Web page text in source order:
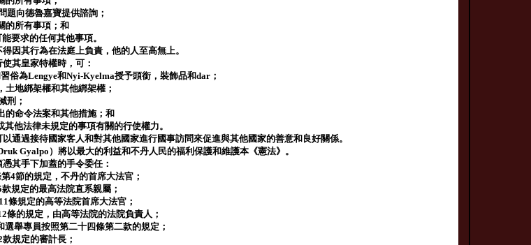
題向德魯嘉寶提供諮詢；
的所有事項；和
要求的任何其他事項。
因其行為在法庭上負責，他的人至高無上。
其皇家特權時，可：
俗為Lengye和Nyi-Kyelma授予頭銜，裝飾品和dar；
土地綁架權和其他綁架權；
刑；
的命令法案和其他措施；和
其他法律未規定的事項有關的行使權力。
通過接待國家客人和對其他國家進行國事訪問來促進與其他國家的善意和良好關係。
Gyalpo）將以最大的利益和不丹人民的福利保護和維護本《憲法》。
其手下加蓋的手令委任：
4節的規定，不丹的首席大法官；
規定的最高法院直系親屬；
條規定的高等法院首席大法官；
條的規定，由高等法院的法院負責人；
選舉專員按照第二十四條第二款的規定；
規定的審計長；